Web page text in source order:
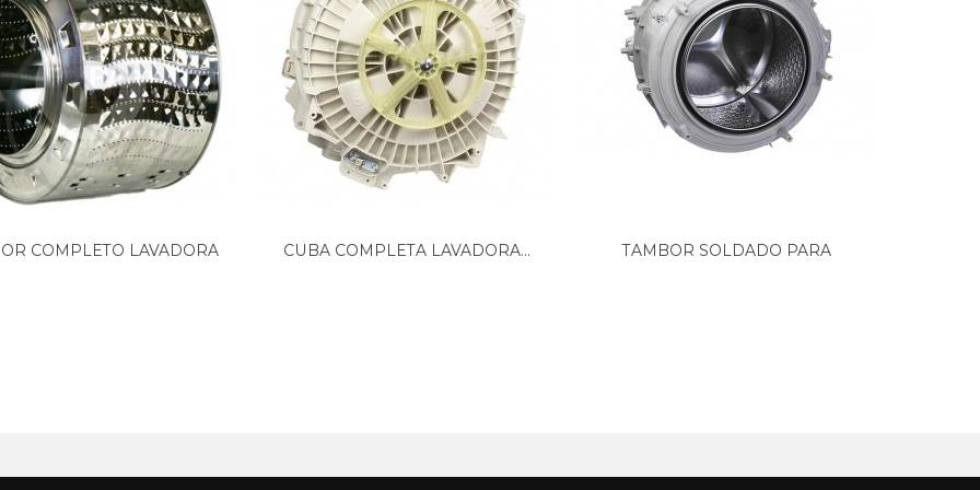
COMPLETO LAVADORA
CUBA COMPLETA LAVADORA...
TAMBOR SOLDADO PARA